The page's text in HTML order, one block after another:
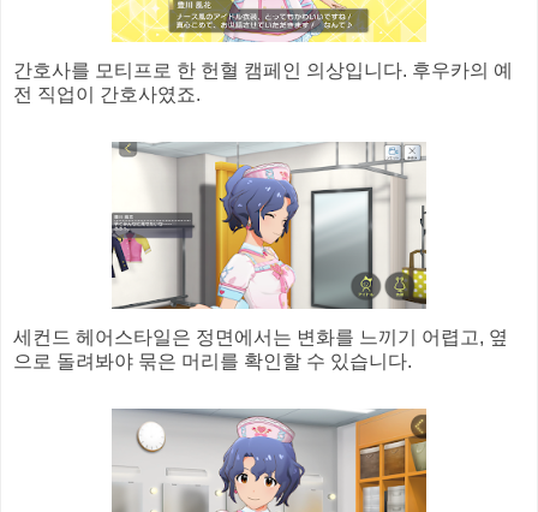
간호사를 모티프로 한 헌혈 캠페인 의상입니다. 후우카의 예
전 직업이 간호사였죠.
세컨드 헤어스타일은 정면에서는 변화를 느끼기 어렵고, 옆
으로 돌려봐야 묶은 머리를 확인할 수 있습니다.